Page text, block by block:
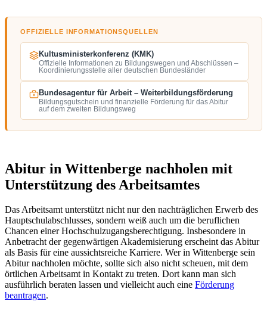
OFFIZIELLE INFORMATIONSQUELLEN
Kultusministerkonferenz (KMK)
Offizielle Informationen zu Bildungswegen und Abschlüssen –
Koordinierungsstelle aller deutschen Bundesländer
Bundesagentur für Arbeit – Weiterbildungsförderung
Bildungsgutschein und finanzielle Förderung für das Abitur
auf dem zweiten Bildungsweg
Abitur in Wittenberge nachholen mit
Unterstützung des Arbeitsamtes
Das Arbeitsamt unterstützt nicht nur den nachträglichen Erwerb des
Hauptschulabschlusses, sondern weiß auch um die beruflichen
Chancen einer Hochschulzugangsberechtigung. Insbesondere in
Anbetracht der gegenwärtigen Akademisierung erscheint das Abitur
als Basis für eine aussichtsreiche Karriere. Wer in Wittenberge sein
Abitur nachholen möchte, sollte sich also nicht scheuen, mit dem
örtlichen Arbeitsamt in Kontakt zu treten. Dort kann man sich
ausführlich beraten lassen und vielleicht auch eine Förderung
beantragen.